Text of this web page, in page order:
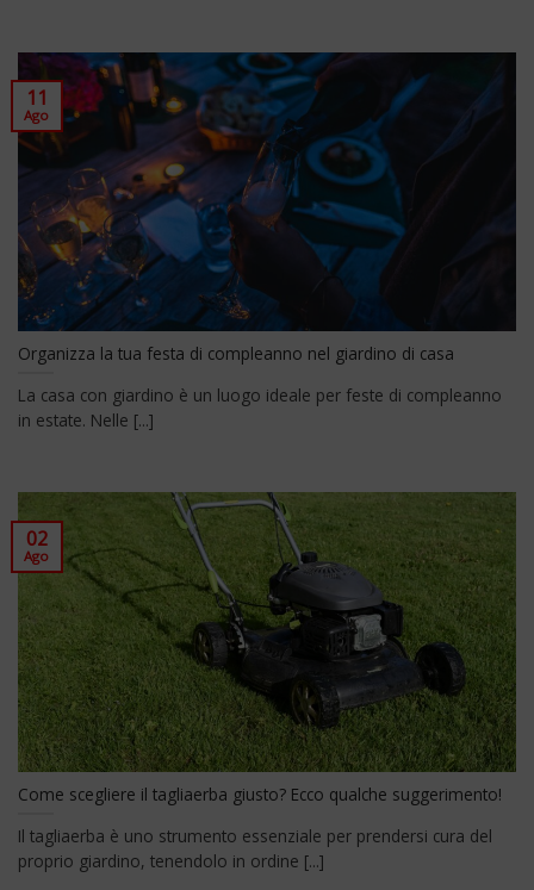
Organizza la tua festa di compleanno nel giardino di casa
La casa con giardino è un luogo ideale per feste di compleanno
in estate. Nelle [...]
11
Ago
Come scegliere il tagliaerba giusto? Ecco qualche suggerimento!
Il tagliaerba è uno strumento essenziale per prendersi cura del
proprio giardino, tenendolo in ordine [...]
02
Ago